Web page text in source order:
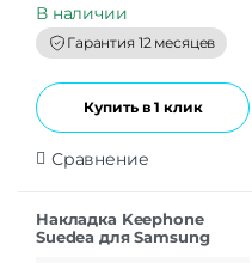
t
o
f
5
В наличии
Гарантия 12 месяцев
Купить в 1 клик
Сравнение
Накладка Keephone
Suedea для Samsung